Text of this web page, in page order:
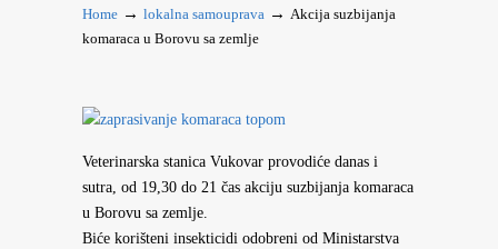
Home → lokalna samouprava → Akcija suzbijanja
komaraca u Borovu sa zemlje
Veterinarska stanica Vukovar provodiće danas i
sutra, od 19,30 do 21 čas akciju suzbijanja komaraca
u Borovu sa zemlje.
Biće korišteni insekticidi odobreni od Ministarstva